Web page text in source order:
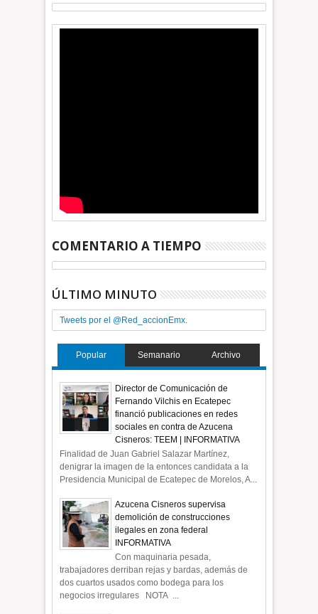
COMENTARIO A TIEMPO
ÚLTIMO MINUTO
Tweets por el @Red_accionEmx.
Popular Semanario Archivo
Director de Comunicación de
Fernando Vilchis en Ecatepec
financió publicaciones en redes
sociales en contra de Azucena
Cisneros: TEEM | INFORMATIVA
Finalidad de Juan Gabriel Salazar Martínez,
denigrar la imagen de la entonces candidata a la
Presidencia Municipal de Ecatepec de Morelos, A...
Azucena Cisneros supervisa
demolición de construcciones
ilegales en zona federal
INFORMATIVA
Con maquinaria pesada,
trabajadores derriban rejas y bardas, además de
dos cuartos usados como bodega para los
negocios irregulares NOTA ...